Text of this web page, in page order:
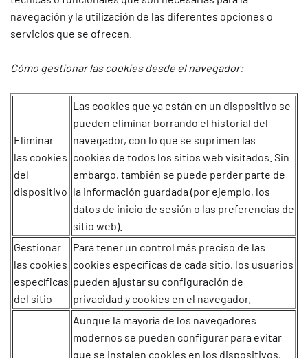
navegación y la utilización de las diferentes opciones o
servicios que se ofrecen.
Cómo gestionar las cookies desde el navegador:
Eliminar
las cookies
del
dispositivo
Las cookies que ya están en un dispositivo se
pueden eliminar borrando el historial del
navegador, con lo que se suprimen las
cookies de todos los sitios web visitados. Sin
embargo, también se puede perder parte de
la información guardada (por ejemplo, los
datos de inicio de sesión o las preferencias de
sitio web).
Gestionar
las cookies
específicas
del sitio
Para tener un control más preciso de las
cookies específicas de cada sitio, los usuarios
pueden ajustar su configuración de
privacidad y cookies en el navegador.
Aunque la mayoría de los navegadores
modernos se pueden configurar para evitar
que se instalen cookies en los dispositivos,